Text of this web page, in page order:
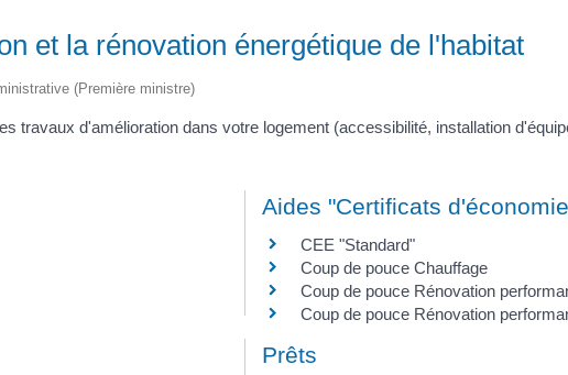
et la rénovation énergétique de l'habitat
(Première ministre)
travaux d'amélioration dans votre logement (accessibilité, installation
Aides "Certificats
CEE "Standard"
Coup de pouce Chauffage
Coup de pouce Rénovation
Coup de pouce Rénovation
Prêts